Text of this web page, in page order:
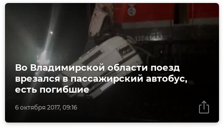
6 октября 2017, 09:16
Во Владимирской области поезд
врезался в пассажирский автобус,
есть погибшие